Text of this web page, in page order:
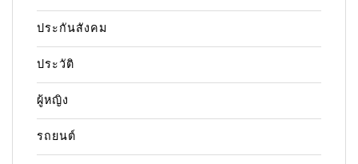
ประกันสังคม
ประวัติ
ผู้หญิง
รถยนต์